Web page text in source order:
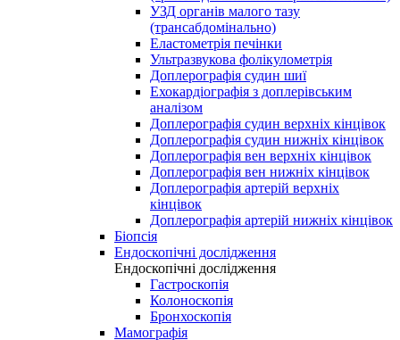
УЗД органів малого тазу
(трансабдомінально)
Еластометрія печінки
Ультразвукова фолікулометрія
Доплерографія судин шиї
Ехокардіографія з доплерівським
аналізом
Доплерографія судин верхніх кінцівок
Доплерографія судин нижніх кінцівок
Доплерографія вен верхніх кінцівок
Доплерографія вен нижніх кінцівок
Доплерографія артерій верхніх
кінцівок
Доплерографія артерій нижніх кінцівок
Біопсія
Ендоскопічні дослідження
Ендоскопічні дослідження
Гастроскопія
Колоноскопія
Бронхоскопія
Мамографія